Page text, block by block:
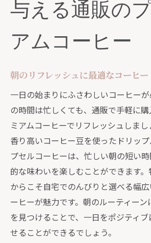
与える通販の
アムコーヒー
朝のリフレッシュに最適なコーヒー
一日の始まりにふさわしいコーヒー
の時間は忙しくても、通販で手軽に
ミアムコーヒーでリフレッシュしま
香り高いコーヒー豆を使ったドリッ
プセルコーヒーは、忙しい朝の短い
的な味わいを楽しむことができます
からこそ自宅でのんびりと選べる幅
ーヒーが魅力です。朝のルーティーン
を見つけることで、一日をポジティ
せることができるでしょう。